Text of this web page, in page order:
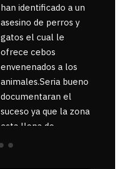
han identificado a un
asesino de perros y
gatos el cual le
ofrece cebos
envenenados a los
animales.Seria bueno
documentaran el
suceso ya que la zona
esta llena de
pancartas de